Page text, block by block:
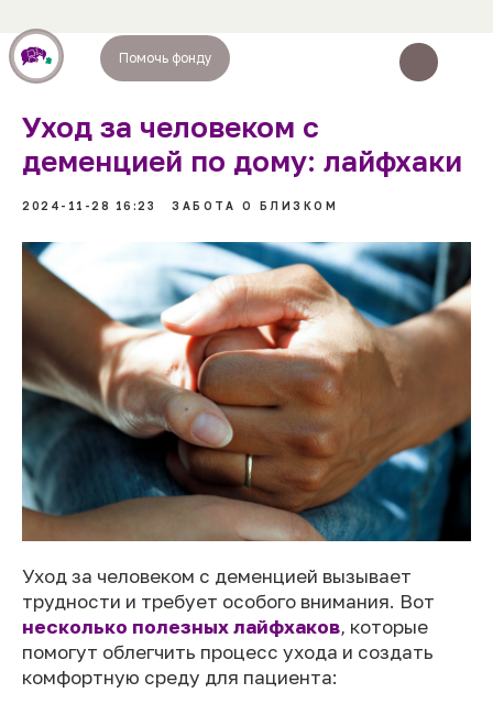
Помочь фонду
Уход за человеком с
деменцией по дому: лайфхаки
2024-11-28 16:23 ЗАБОТА О БЛИЗКОМ
Уход за человеком с деменцией вызывает
трудности и требует особого внимания. Вот
несколько полезных лайфхаков, которые
помогут облегчить процесс ухода и создать
комфортную среду для пациента: